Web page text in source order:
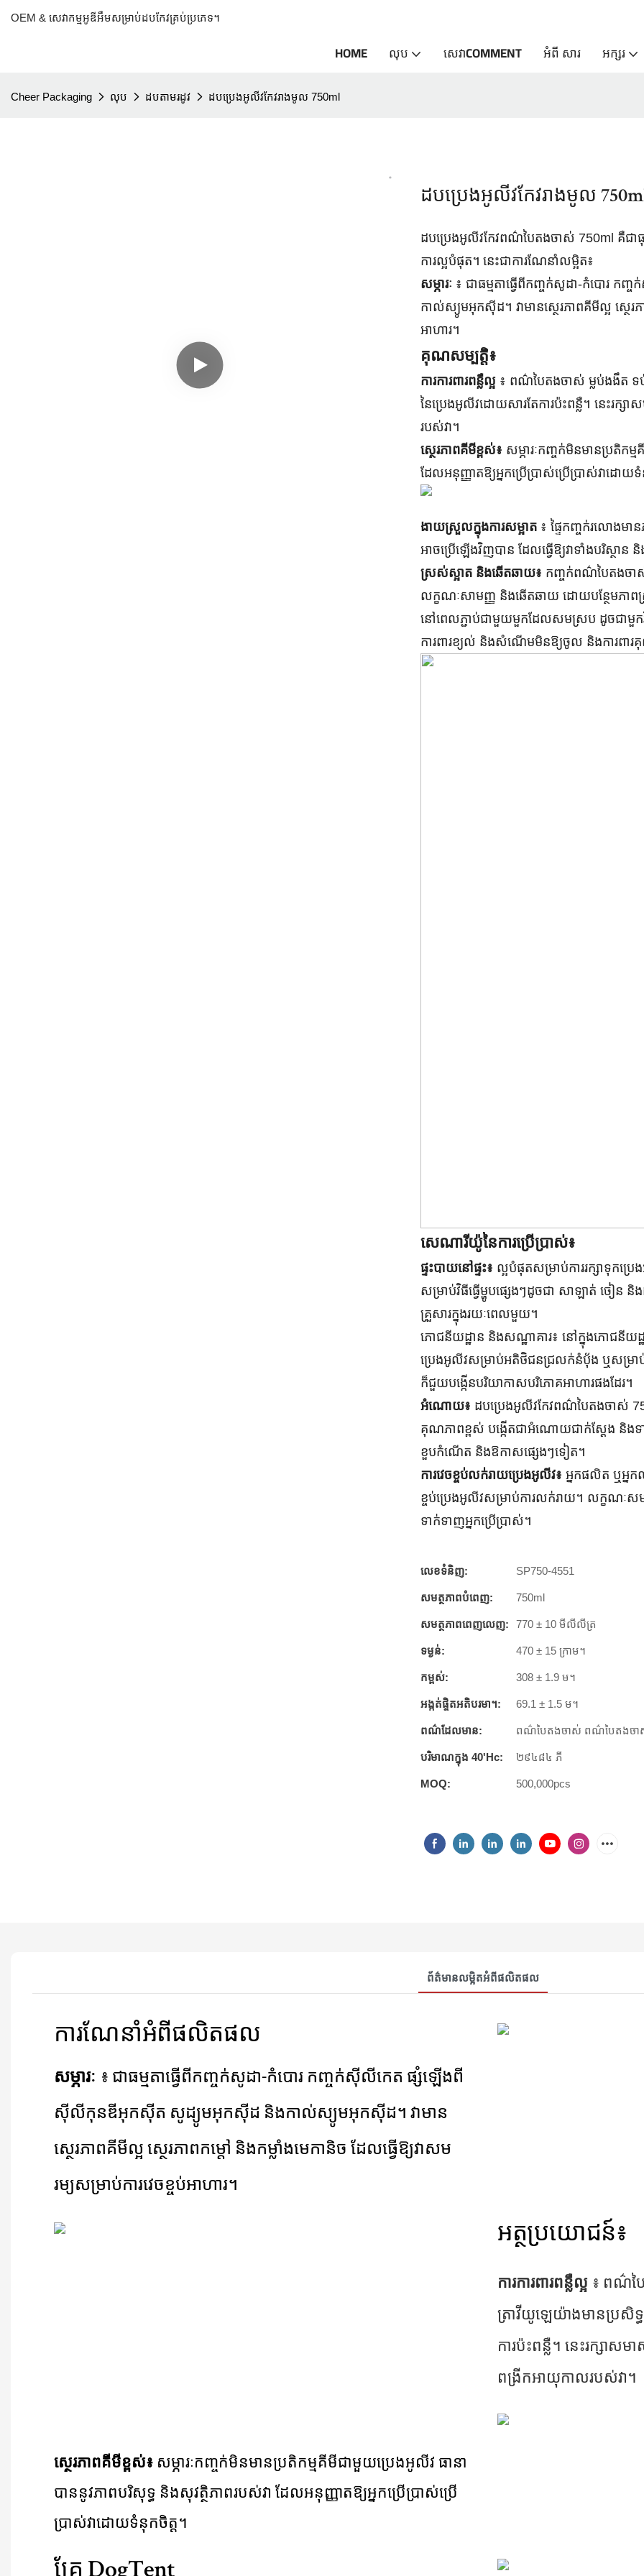
OEM & សេវាកម្មអូឌីអឹមសម្រាប់ដបកែវគ្រប់ប្រភេទ។
HOME លុប សេវាCOMMENT អំពី សារ អក្សរ
Cheer Packaging លុប ដបតាមរដូវ ដបប្រេងអូលីវកែវរាងមូល 750ml
ដបប្រេងអូលីវកែវរាងមូល
ដបប្រេងអូលីវកែវពណ៌បៃតងចាស់ 750ml គឺជា
ការល្អបំផុត។ នេះជាការណែនាំលម្អិត៖
សម្ភារៈ ៖ ជាធម្មតាធ្វើពីកញ្ចក់សូដា-កំបោរ
កាល់ស្យូមអុកស៊ីដ។ វាមានស្ថេរភាពគីមីល្អ ស្ថេរភ
អាហារ។
គុណសម្បត្តិ៖
ការការពារពន្លឺល្អ ៖ ពណ៌បៃតងចាស់ ម្លប់ងងឹត ទប់
នៃប្រេងអូលីវដោយសារតែការប៉ះពន្លឺ។ នេះរក្
របស់វា។
ស្ថេរភាពគីមីខ្ពស់៖ សម្ភារៈកញ្ចក់មិនមានប្រតិកម្
ដែលអនុញ្ញាតឱ្យអ្នកប្រើប្រាស់ប្រើប្រាស់វាដោយ
ងាយស្រួលក្នុងការសម្អាត ៖ ផ្ទៃកញ្ចក់រលោងមា
អាច​ប្រើ​ឡើងវិញ​បាន ដែល​ធ្វើ​ឱ្យ​វា​ទាំង​បរិស្ថា
ស្រស់ស្អាត និងឆើតឆាយ៖ កញ្ចក់ពណ៌បៃតងចាស់
លក្ខណៈសាមញ្ញ និងឆើតឆាយ ដោយបន្ថែមភាពស្រ
នៅពេលភ្ជាប់ជាមួយមួកដែលសមស្រប ដូចជាមួក
ការពារខ្យល់ និងសំណើមមិនឱ្យចូល និងការពារ
សេណារីយ៉ូនៃការប្រើប្រាស់៖
ផ្ទះបាយនៅផ្ទះ៖ ល្អបំផុតសម្រាប់ការរក្សាទុកប្រ
សម្រាប់វិធីធ្វើម្ហូបផ្សេងៗដូចជា សាឡាត់ ចៀន
គ្រួសារក្នុងរយៈពេលមួយ។
ភោជនីយដ្ឋាន និងសណ្ឋាគារ៖ នៅក្នុងភោជនីយដ្ឋ
ប្រេងអូលីវសម្រាប់អតិថិជនជ្រលក់នំប៉័ង ឬសម្រាប់ចុ
ក៏ជួយបង្កើនបរិយាកាសបរិភោគអាហារផងដែរ។
អំណោយ៖ ដបប្រេងអូលីវកែវពណ៌បៃតងចាស់
គុណភាពខ្ពស់ បង្កើតជាអំណោយជាក់ស្តែង និងទ
ខួបកំណើត និងឱកាសផ្សេងៗទៀត។
ការវេចខ្ចប់លក់រាយប្រេងអូលីវ៖ អ្នកផលិត ឬអ្នក
ខ្ចប់ប្រេងអូលីវសម្រាប់ការលក់រាយ។ លក្ខណៈសម្
ទាក់ទាញអ្នកប្រើប្រាស់។
លេខទំនិញ: SP750-4551
សមត្ថភាពបំពេញ: 750ml
សមត្ថភាព​ពេញ​លេញ: 770 ± 10 មីលីលីត្រ
ទម្ងន់: 470 ± 15 ក្រាម។
កម្ពស់: 308 ± 1.9 ម។
អង្កត់ផ្ចិតអតិបរមា។: 69.1 ± 1.5 ម។
ពណ៌ដែលមាន: ពណ៌បៃតងចាស់ ពណ៌បៃតងចាស់
បរិមាណក្នុង 40'hc: ២៩៤៨៤ ភី
MOQ: 500,000pcs
ព័ត៌មានលម្អិតអំពីផលិតផល
ការណែនាំអំពីផលិតផល
សម្ភារៈ ៖ ជាធម្មតាធ្វើពីកញ្ចក់សូដា-កំបោរ កញ្ចក់ស៊ីលីកេត ផ្សំឡើងពី
ស៊ីលីកុនឌីអុកស៊ីត សូដ្យូមអុកស៊ីដ និងកាល់ស្យូមអុកស៊ីដ។ វាមាន
ស្ថេរភាពគីមីល្អ ស្ថេរភាពកម្ដៅ និងកម្លាំងមេកានិច ដែលធ្វើឱ្យវាសម
រម្យសម្រាប់ការវេចខ្ចប់អាហារ។
អត្ថប្រយោជន៍៖
ការការពារពន្លឺល្អ ៖ ពណ៌ប
ត្រាវីយូឡេយ៉ាងមានប្រសិទ្
ការប៉ះពន្លឺ។ នេះរក្សាស
ពង្រីកអាយុកាលរបស់វា។
ស្ថេរភាពគីមីខ្ពស់៖ សម្ភារៈកញ្ចក់មិនមានប្រតិកម្មគីមីជាមួយប្រេងអូលីវ ធានា
បាននូវភាពបរិសុទ្ធ និងសុវត្ថិភាពរបស់វា ដែលអនុញ្ញាតឱ្យអ្នកប្រើប្រាស់ប្រើ
ប្រាស់វាដោយទំនុកចិត្ត។